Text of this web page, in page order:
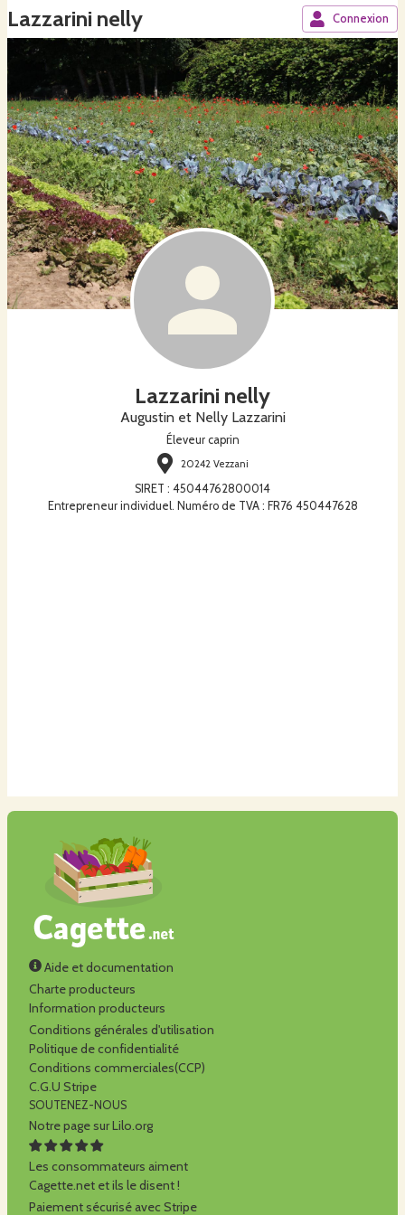
Lazzarini nelly Connexion
Lazzarini nelly
Augustin et Nelly Lazzarini
Éleveur caprin
20242 Vezzani
SIRET : 45044762800014
Entrepreneur individuel. Numéro de TVA : FR76 450447628
Aide et documentation
Charte producteurs
Information producteurs
Conditions générales d'utilisation
Politique de confidentialité
Conditions commerciales(CCP)
C.G.U Stripe
SOUTENEZ-NOUS
Notre page sur Lilo.org
Les consommateurs aiment
Cagette.net et ils le disent !
Paiement sécurisé avec Stripe